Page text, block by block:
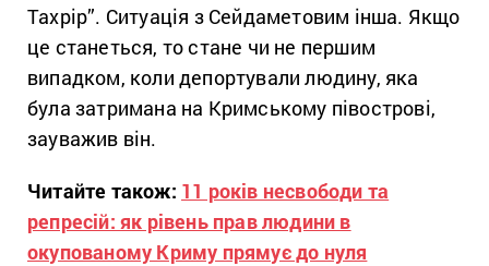
Тахрір”. Ситуація з Сейдаметовим інша. Якщо
це станеться, то стане чи не першим
випадком, коли депортували людину, яка
була затримана на Кримському півострові,
зауважив він.
Читайте також: 11 років несвободи та
репресій: як рівень прав людини в
окупованому Криму прямує до нуля